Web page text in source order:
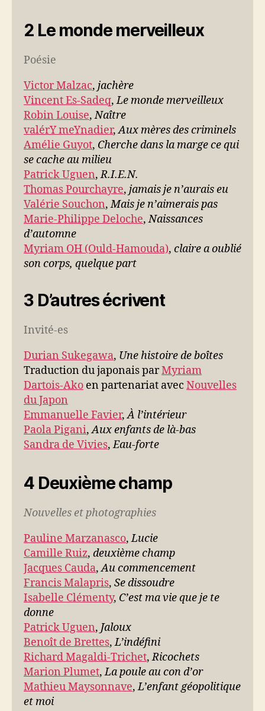
2 Le monde merveilleux
Poésie
Victor Malzac, jachère
Vincent Es-Sadeq,Le monde merveilleux
Robin Louise,Naître
valérY meYnadier,Aux mères des criminels
Amélie Guyot, Cherche dans la marge ce qui
se cache au milieu
Patrick Uguen,R.I.E.N.
Thomas Pourchayre, jamais je n’aurais eu
Valérie Souchon,Mais je n’aimerais pas
Marie-Philippe Deloche,Naissances
d’automne
Myriam OH (Ould-Hamouda), claire a oublié
son corps, quelque part
3 D’autres écrivent
Invité-es
Durian Sukegawa, Une histoire de boîtes
Traduction du japonais parMyriam
Dartois-Ako en partenariat avec Nouvelles
du Japon
Emmanuelle Favier,À l’intérieur
Paola Pigani,Aux enfants de là-bas
Sandra de Vivies,Eau-forte
4 Deuxième champ
Nouvelles et photographies
Pauline Marzanasco,Lucie
Camille Ruiz, deuxième champ
Jacques Cauda,Au commencement
Francis Malapris, Se dissoudre
Isabelle Clémenty, C’est ma vie que je te
donne
Patrick Uguen, Jaloux
Benoît de Brettes,L’indéfini
Richard Magaldi-Trichet,Ricochets
Marion Plumet,La poule au con d’or
Mathieu Maysonnave,L’enfant géopolitique
et moi